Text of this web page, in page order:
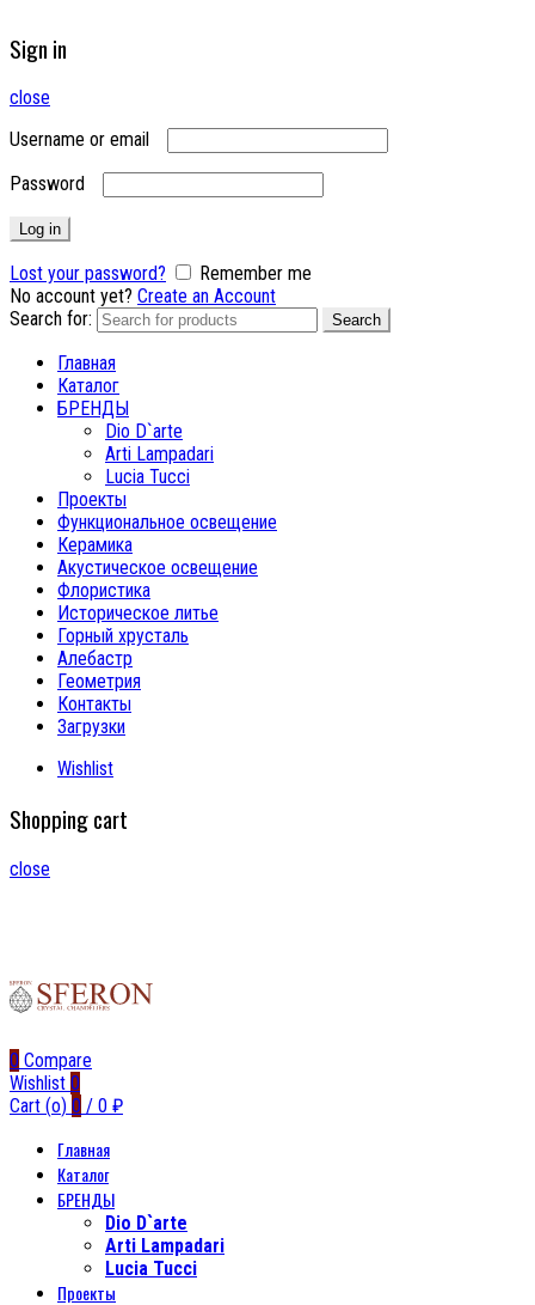
Sign in
close
Username or email
Password
Log in
Lost your password?
Remember me
No account yet? Create an Account
Search for:
Search
Главная
Каталог
БРЕНДЫ
Dio D`arte
Arti Lampadari
Lucia Tucci
Проекты
Функциональное освещение
Керамика
Акустическое освещение
Флористика
Историческое литье
Горный хрусталь
Алебастр
Геометрия
Контакты
Загрузки
Wishlist
Shopping cart
close
0 Compare
Wishlist 0
Cart (o) 0 / 0 ₽
Главная
Каталог
БРЕНДЫ
Dio D`arte
Arti Lampadari
Lucia Tucci
Проекты